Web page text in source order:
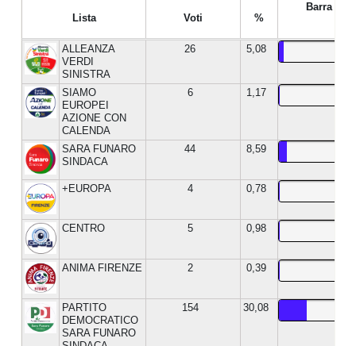
Lista Voti %
Barra %
ALLEANZA
VERDI
SINISTRA
26 5,08
SIAMO
EUROPEI
AZIONE CON
CALENDA
6 1,17
SARA FUNARO
SINDACA
44 8,59
+EUROPA 4 0,78
CENTRO 5 0,98
ANIMA FIRENZE 2 0,39
PARTITO
DEMOCRATICO
SARA FUNARO
154 30,08